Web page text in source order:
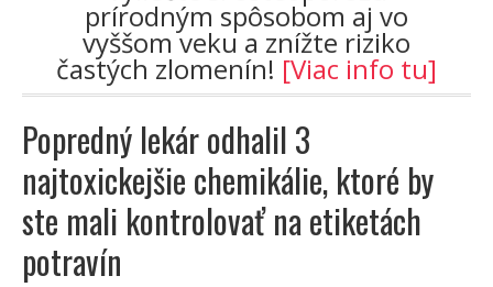
prírodným spôsobom aj vo
vyššom veku a znížte riziko
častých zlomenín! [Viac info tu]
Popredný lekár odhalil 3
najtoxickejšie chemikálie, ktoré by
ste mali kontrolovať na etiketách
potravín